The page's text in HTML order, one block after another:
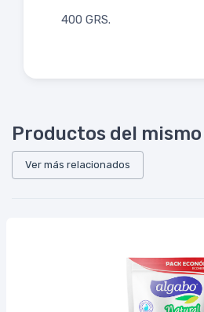
400 GRS.
Productos del
Ver más relacionados